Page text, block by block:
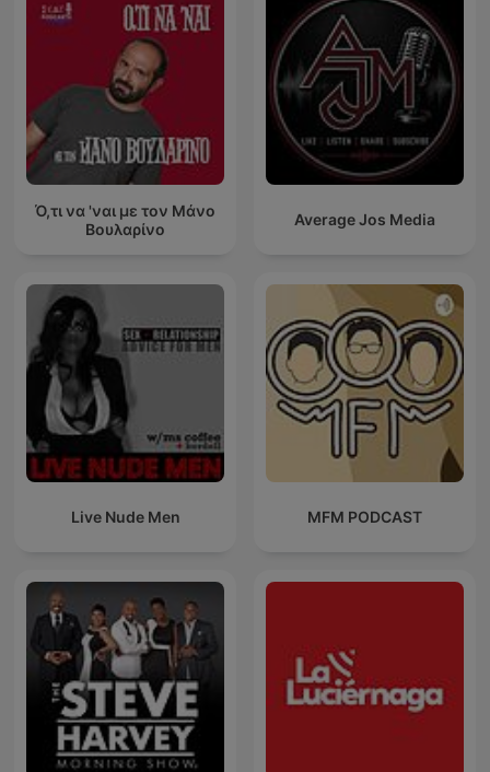
Ό,τι να 'ναι με τον Μάνο
Βουλαρίνο
Average Jos Media
Live Nude Men MFM PODCAST